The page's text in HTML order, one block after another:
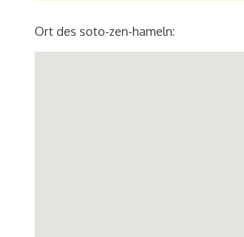
Ort des soto-zen-hameln: